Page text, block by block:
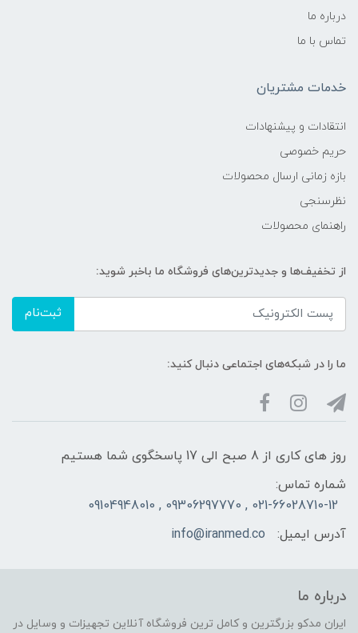
درباره ما
تماس با ما
خدمات مشتریان
انتقادات و پیشنهادات
حریم خصوصی
بازه زمانی ارسال محصولات
نظرسنجی
راهنمای محصولات
از تخفیف‌ها و جدیدترین‌های فروشگاه ما باخبر شوید:
ثبت‌نام
ما را در شبکه‌های اجتماعی دنبال کنید:
روز های کاری از 8 صبح الی 17 پاسخگوی شما هستیم
شماره تماس:
021-66028710-12 , 09306297770 , 09104948010
آدرس ایمیل:
info@iranmed.co
درباره ما
ایران مدکو بزرگترین و کامل ترین فروشگاه آنلاین تجهیزات و وسایل در